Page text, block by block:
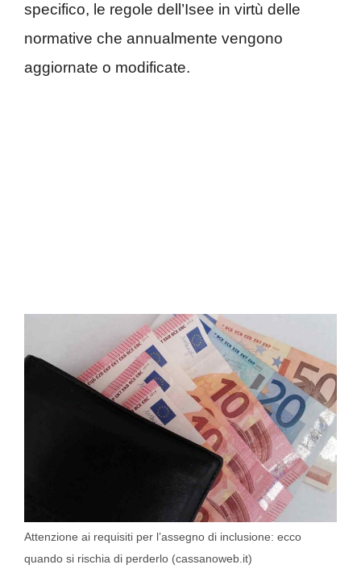
specifico, le regole dell’Isee in virtù delle
normative che annualmente vengono
aggiornate o modificate.
Attenzione ai requisiti per l’assegno di inclusione: ecco
quando si rischia di perderlo (cassanoweb.it)